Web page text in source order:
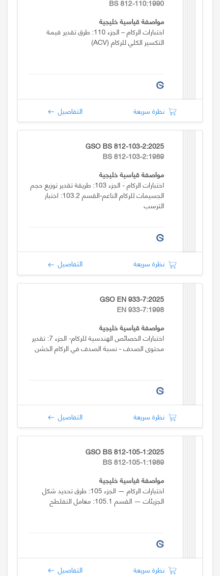
BS 812-110:1990
مواصفة قياسية خليجية
اختبارات الركام – الجزء 110: طرق تقدير قيمة
التكسير الكلي للركام (ACV)
نظرة سريعة التفاصيل
GSO BS 812-103-2:2025
BS 812-103-2:1989
مواصفة قياسية خليجية
اختبارات الركام - الجزء 103: طريقة تقدير توزيع حجم
الجسيمات للركام الناعم-القسم 103.2: اختبار
الترسب
نظرة سريعة التفاصيل
GSO EN 933-7:2025
EN 933-7:1998
مواصفة قياسية خليجية
اختبارات الخصائص الهندسية للركام- الجزء 7: تقدير
محتوى الصدف - نسبة الصدف في الركام الخشن
نظرة سريعة التفاصيل
GSO BS 812-105-1:2025
BS 812-105-1:1989
مواصفة قياسية خليجية
اختبارات الركام — الجزء 105: طرق تحديد شكل
الجزيئات — القسم 105.1: معامل التفلطح
نظرة سريعة التفاصيل